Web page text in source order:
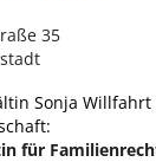
35
Sonja
für